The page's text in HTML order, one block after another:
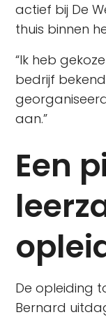
actief bij De
thuis binnen
“Ik heb
bedrijf
aan.”
Een
De opleiding
Bernard